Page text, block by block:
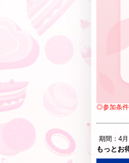
◎参加条件
期間：4
もっとお